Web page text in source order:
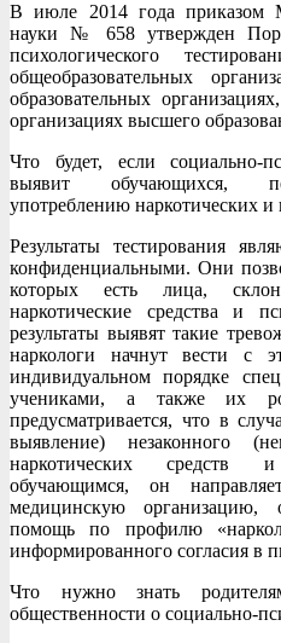
В июле 2014 года приказом
науки № 658 утвержден
психологического
общеобразовательных
образовательных
организациях высшего
Что будет, если социально-
выявит обучающихся,
употреблению наркотических
Результаты тестирования
конфиденциальными. Они
которых есть лица,
наркотические средства и
результаты выявят такие
наркологи начнут вести с
индивидуальном порядке
учениками, а также их
предусматривается, что в
выявление) незаконного
наркотических средств
обучающимся, он
медицинскую организацию,
помощь по профилю
информированного согласия в
Что нужно знать
общественности о социально-